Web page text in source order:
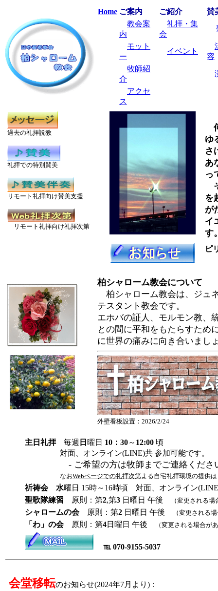
Home ご案内 ご紹介
賛
教会案
内
礼拝・集
会
モット
ー
イベント
容
牧師紹
介
アクセ
ス
過去の礼拝説教
礼拝での特別賛美
リモート礼拝向け賛美支援
リモート礼拝向け礼拝次第
ゆ
さ
あ
っ
を
が
イ
す
ピ
柏シャローム教会について
柏シャローム教会は、ジュ
テスタント教会です。
エホバの証人、モルモン教、
との間に平和をもたらすため
に世界の痛みに向き合いまし
外壁看板設置：2026/2/24
主日礼拝毎週 日 曜日 10：30～ 12:00 頃
対面、オンライン(LINE)共 参加可能です。
- ご希望の方は牧師までご連絡くださ
なおWebページでの礼拝次第よる自宅礼拝環境の提供
祈祷会 水曜日 15時～16時頃 対面、オンライン
聖歌隊練習 原則：第2,第3 日曜日 午後 （変更される
シャロームの会原則：第2 日曜日 午後 （変更される
「わ」の会原則：第4日曜日 午後 （変更される場合が
℡ 070-9155-5037
会堂移転のお知らせ(2024年7月より)：